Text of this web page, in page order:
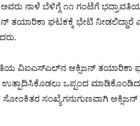
ಅವರು ನಾಳೆ ಬೆಳಿಗ್ಗೆ ೧೧ ಗಂಟೆಗೆ
ತಯಾರಿಕಾ ಘಟಕಕ್ಕೆ ಭೇಟಿ ನೀಡಲಿದ್ದಾರೆ
ವಿಐಎಸ್‌ಎಲ್‌ನ ಆಕ್ಸಿಜನ್ ತಯಾರಿಕಾ ಘಟಕ
ಒಪ್ಪಂದ
ಸಂಖ್ಯೆಗನುಗುಣವಾಗಿ ಆಕ್ಸಿಜನ್